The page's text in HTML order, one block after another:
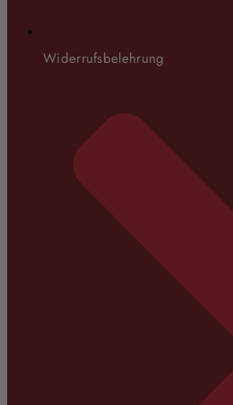
Widerrufsbelehrung